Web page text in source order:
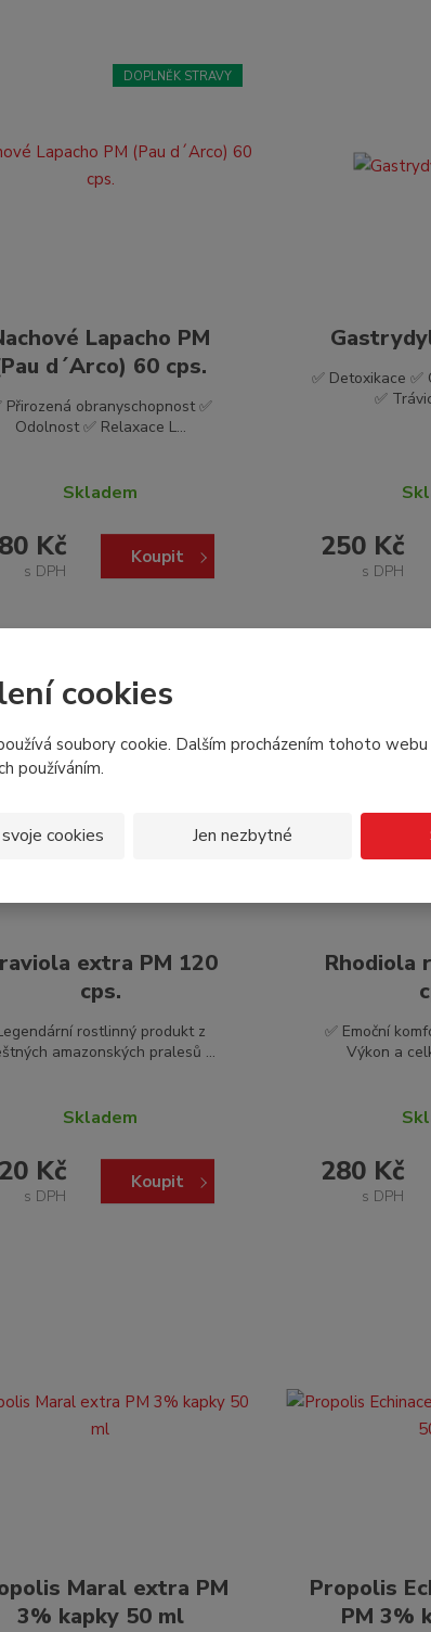
cookies
soubory cookie. Dalším procházením tohoto
používáním.
cookies Jen nezbytné
DOPLNĚK STRAVY
Lapacho PM
d´Arco) 60 cps.
Přirozená obranyschopnost ✅
Odolnost ✅ Relaxace L...
Skladem
Kč
s DPH
Koupit
✅ Detoxikace
✅
250 Kč
s DPH
DOPLNĚK STRAVY
extra PM 120
cps.
rostlinný produkt z
amazonských pralesů ...
Skladem
Kč
s DPH
Koupit
Rhodiola
✅ Emoční
Výkon a
280 Kč
s DPH
Maral extra PM
3% kapky 50 ml
Propolis
PM 3%